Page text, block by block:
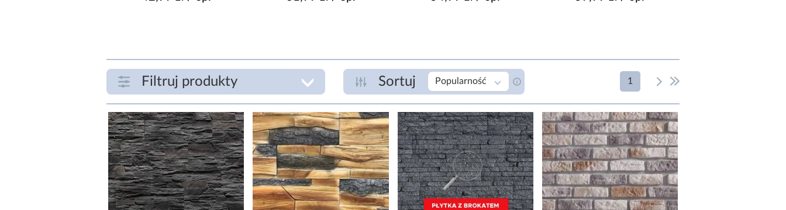
Filtruj produkty Sortuj Popularność 1
ZAKRES CENOWY
zł zł
GATUNEK
I
IMPREGNACJA
Nie
POWIERZCHNIA
mat
połysk
struktura
strukturalna